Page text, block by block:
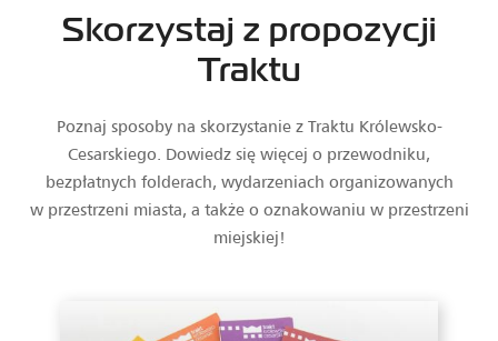
Skorzystaj z propozycji
Traktu
Poznaj sposoby na skorzystanie z Traktu Królewsko-
Cesarskiego. Dowiedz się więcej o przewodniku,
bezpłatnych folderach, wydarzeniach organizowanych
w przestrzeni miasta, a także o oznakowaniu w przestrzeni
miejskiej!